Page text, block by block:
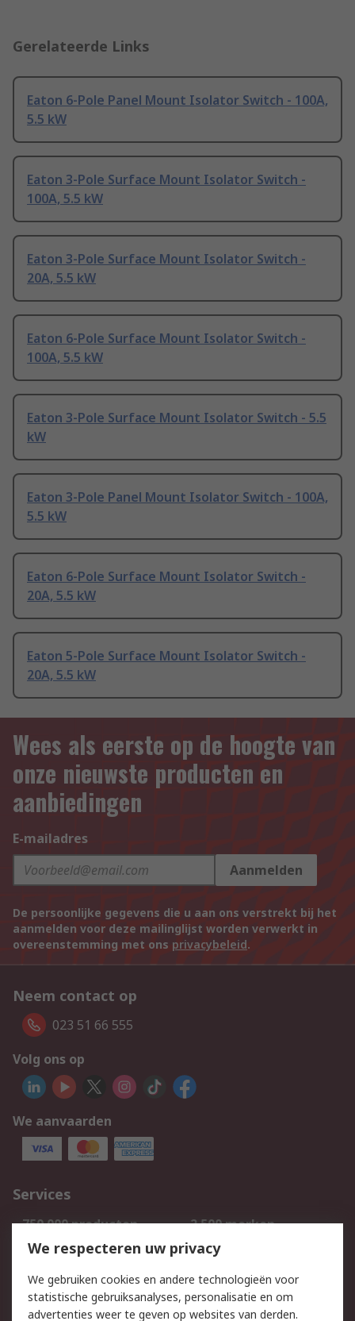
Gerelateerde Links
Eaton 6-Pole Panel Mount Isolator Switch - 100A,
5.5 kW
Eaton 3-Pole Surface Mount Isolator Switch -
100A, 5.5 kW
Eaton 3-Pole Surface Mount Isolator Switch -
20A, 5.5 kW
Eaton 6-Pole Surface Mount Isolator Switch -
100A, 5.5 kW
Eaton 3-Pole Surface Mount Isolator Switch - 5.5
kW
Eaton 3-Pole Panel Mount Isolator Switch - 100A,
5.5 kW
Eaton 6-Pole Surface Mount Isolator Switch -
20A, 5.5 kW
Eaton 5-Pole Surface Mount Isolator Switch -
20A, 5.5 kW
Wees als eerste op de hoogte van
onze nieuwste producten en
aanbiedingen
E-mailadres
Aanmelden
De persoonlijke gegevens die u aan ons verstrekt bij het
aanmelden voor deze mailinglijst worden verwerkt in
overeenstemming met ons privacybeleid.
Neem contact op
023 51 66 555
Volg ons op
We aanvaarden
Services
750.000 producten
2.500 merken
Bestellen
Inkoopoplossingen
Track & Trace
We respecteren uw privacy
We gebruiken cookies en andere technologieën voor
statistische gebruiksanalyses, personalisatie en om
advertenties weer te geven op websites van derden.